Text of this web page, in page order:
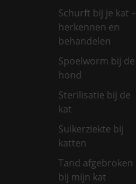
Schurft bij je kat –
herkennen en
behandelen
Spoelworm bij de
hond
Sterilisatie bij de
kat
Suikerziekte bij
katten
Tand afgebroken
bij mijn kat